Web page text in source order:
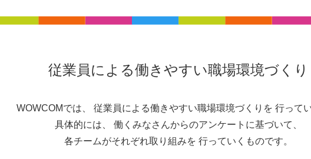
従業員による働きやすい職場環境づくり
WOWCOMでは、 従業員による働きやすい職場環境づくりを 行って
具体的には、
働くみなさんからのアンケートに基づいて、
各チームがそれぞれ取り組みを 行っていくものです。